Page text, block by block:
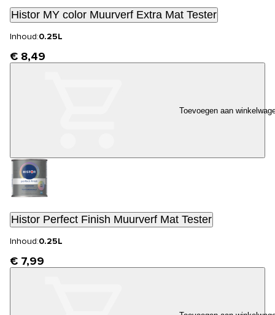
Histor MY color Muurverf Extra Mat Tester
Inhoud:0.25L
€ 8,49
Toevoegen aan
Histor Perfect Finish Muurverf Mat Tester
Inhoud:0.25L
€ 7,99